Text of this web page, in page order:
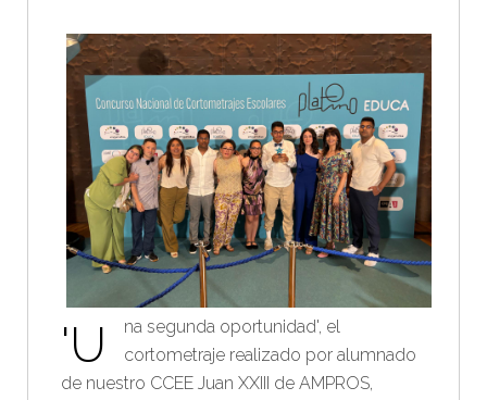
'Una segunda oportunidad', el
cortometraje realizado por alumnado
de nuestro CCEE Juan XXIII de AMPROS,